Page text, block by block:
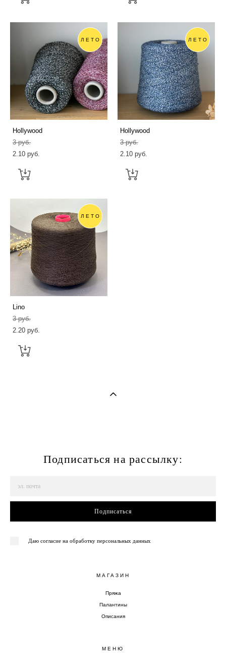
ЛЕТО
Hollywood
3 pуб.
2.10 pуб.
ЛЕТО
Hollywood
3 pуб.
2.10 pуб.
ЛЕТО
Lino
3 pуб.
2.20 pуб.
Подписаться на рассылку:
Подписаться
Даю согласие на обработку персональных данных
МАГАЗИН
Пряжа
Палантины
Описания
МЕНЮ